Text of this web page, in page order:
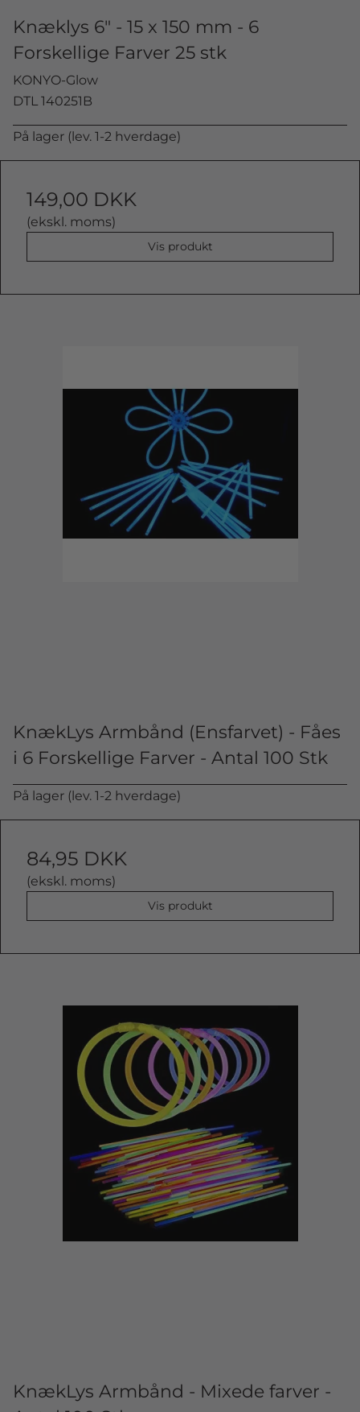
Knæklys 6" - 15 x 150 mm - 6
Forskellige Farver 25 stk
KONYO-Glow
DTL 140251B
På lager (lev. 1-2 hverdage)
149,00 DKK
(ekskl. moms)
Vis produkt
KnækLys Armbånd (Ensfarvet) - Fåes
i 6 Forskellige Farver - Antal 100 Stk
På lager (lev. 1-2 hverdage)
84,95 DKK
(ekskl. moms)
Vis produkt
KnækLys Armbånd - Mixede farver -